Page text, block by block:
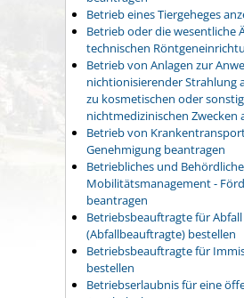
Betrieb eines Tiergeheges
Betrieb oder die wesentliche
technischen
Betrieb von Anlagen zur
nichtionisierender Strahlung
zu kosmetischen oder
nichtmedizinischen Zwecken
Betrieb von
Genehmigung beantragen
Betriebliches und
Mobilitätsmanagement -
beantragen
Betriebsbeauftragte für Abfall
(Abfallbeauftragte) bestellen
Betriebsbeauftragte für
bestellen
Betriebserlaubnis für eine